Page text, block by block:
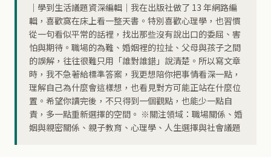
｜學到生活議題資深編輯｜我在出版社做了 13 年網路編
輯，喜歡窩在床上看一整天書。特別喜歡心理學，也習慣
從一句看似平常的話裡，找出那些沒有說出口的委屈、害
怕與期待。職場的為難、婚姻裡的拉扯、父母與孩子之間
的誤解，往往很難只用「誰對誰錯」說清楚。所以寫文章
時，我不急著給標準答案，我更想陪你把事情看深一點，
理解自己為什麼會這樣想，也看見對方可能正站在什麼位
置。希望你讀完後，不只得到一個觀點，也能少一點自
責，多一點重新選擇的空間。 ※關注領域：職場關係、婚
姻與親密關係、親子教育、心理學、人生選擇與社會議題